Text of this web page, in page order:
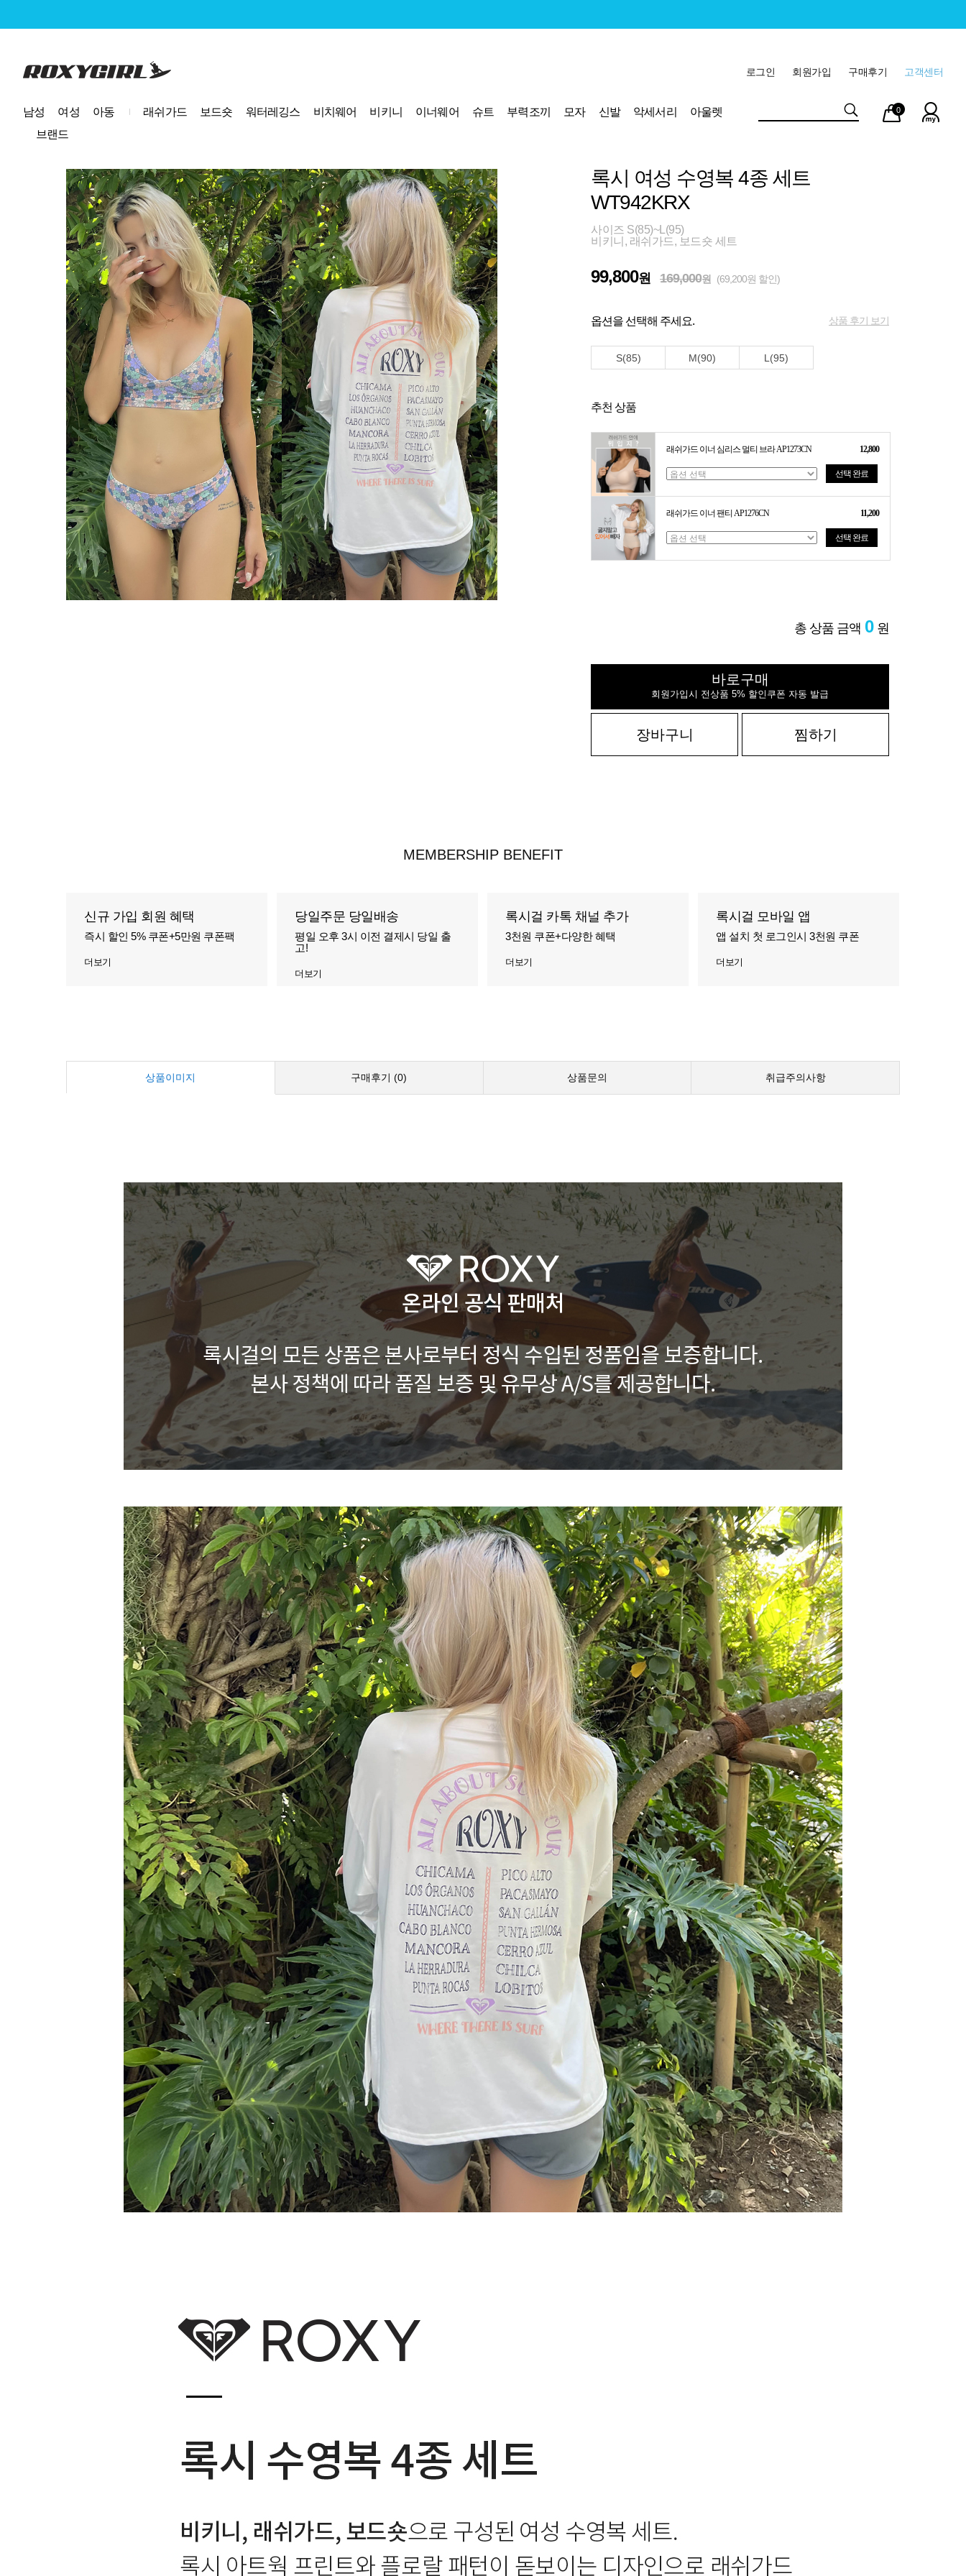
로고 고객센터
구매후기
회원가입
로그인
남성 여성 아동 래쉬가드 보드숏 워터레깅스 비치웨어 비키니 이너웨어 슈트 부력조끼 모자 신발 악세서리
아울렛
브랜드
마이
페이
장바
구니
0
록시 여성 수영복 4종 세트
WT942KRX
사이즈 S(85)~L(95)
비키니, 래쉬가드, 보드숏 세트
99,800원 169,000원 (69,200원 할인)
옵션을 선택해 주세요. 상품 후기 보기
S(85) M(90) L(95)
추천 상품
래쉬가드 이너 심리스 멀티 브라 AP1273CN 12,800
선택 완료
래쉬가드 이너 팬티 AP1276CN 11,200
선택 완료
총 상품 금액 0 원
바로구매
회원가입시 전상품 5% 할인쿠폰 자동 발급
장바구니 찜하기
MEMBERSHIP BENEFIT
신규 가입 회원 혜택
즉시 할인 5% 쿠폰+5만원 쿠폰팩
더보기
당일주문 당일배송
평일 오후 3시 이전 결제시 당일 출
고!
더보기
록시걸 카톡 채널 추가
3천원 쿠폰+다양한 혜택
더보기
록시걸 모바일 앱
앱 설치 첫 로그인시 3천원 쿠폰
더보기
상품이미지 구매후기 (0) 상품문의 취급주의사항